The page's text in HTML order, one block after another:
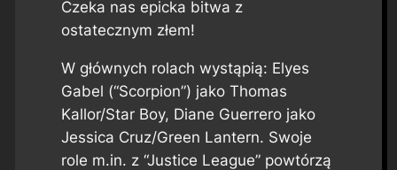
Czeka nas epicka bitwa z
ostatecznym złem!
W głównych rolach wystąpią: Elyes
Gabel (“Scorpion”) jako Thomas
Kallor/Star Boy, Diane Guerrero jako
Jessica Cruz/Green Lantern. Swoje
role m.in. z “Justice League” powtórzą